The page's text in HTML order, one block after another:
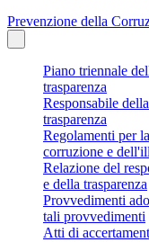
Prevenzione della
Piano triennale
trasparenza
Responsabile
trasparenza
Regolamenti per
corruzione e
Relazione del
e della trasparenza
Provvedimenti
tali provvedimenti
Atti di